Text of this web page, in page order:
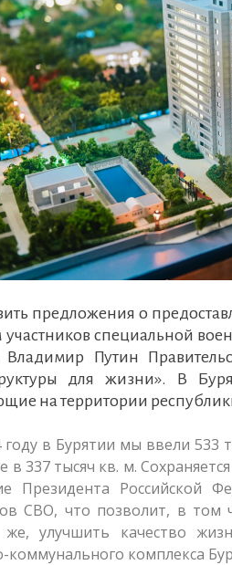
предложения о
участников специальной
Владимир Путин
для жизни». В
на территории
в Бурятии мы ввели 533
в 337 тысяч кв. м.
Президента Российской
СВО, что позволит, в том
же, улучшить качество
комплекса